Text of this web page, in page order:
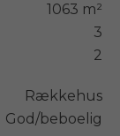
1063 m²
3
2
Rækkehus
God/beboelig